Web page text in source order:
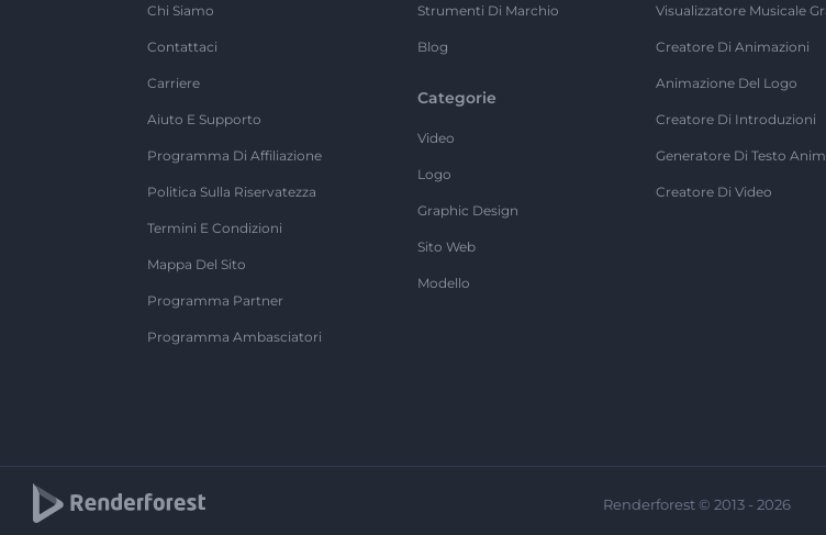
Chi Siamo
Contattaci
Carriere
Aiuto E Supporto
Programma Di Affiliazione
Politica Sulla Riservatezza
Termini E Condizioni
Mappa Del Sito
Programma Partner
Programma Ambasciatori
Strumenti Di Marchio
Blog
Categorie
Video
Logo
Graphic Design
Sito Web
Modello
Visualizzatore Musicale
Creatore Di Animazioni
Animazione Del Logo
Creatore Di Introduzioni
Generatore Di Testo
Creatore Di Video
Renderforest © 2013 - 2026